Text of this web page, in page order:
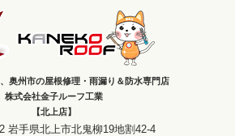
奥州市の屋根修理・雨漏り＆防水専門店
株式会社金子ルーフ工業
【北上店】
岩手県北上市北鬼柳19地割42-4